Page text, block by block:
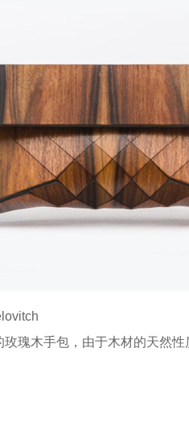
瑰木手包，由于木材的天然性